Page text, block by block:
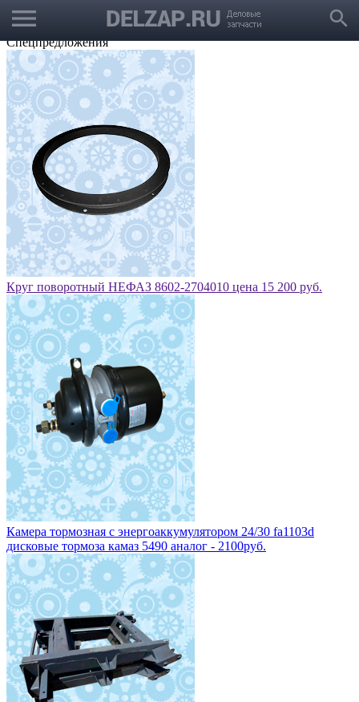
menu search
Выбрать город
Корзина
Заказать звонок
Спецпредложения
Круг поворотный НЕФАЗ 8602-2704010 цена 15 200 руб.
Камера тормозная с энергоаккумулятором 24/30 fa1103d
дисковые тормоза камаз 5490 аналог - 2100руб.